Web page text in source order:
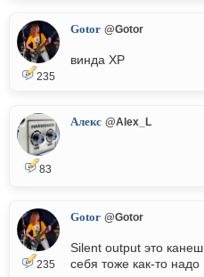
235
Gotor @Gotor
винда ХР
83
Алекс @Alex_L
235
Gotor @Gotor
Silent output это
себя тоже как-то надо